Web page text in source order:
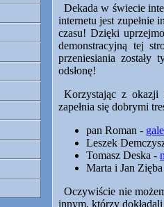
Dekada w świecie
internetu jest zupełnie
czasu! Dzięki
demonstracyjną tej
przeniesiania
odsłonę!
Korzystając z okazji
zapełnia się dobrymi
pan Roman -
Leszek
Tomasz Deska -
Marta i Jan
Oczywiście nie
innym, którzy